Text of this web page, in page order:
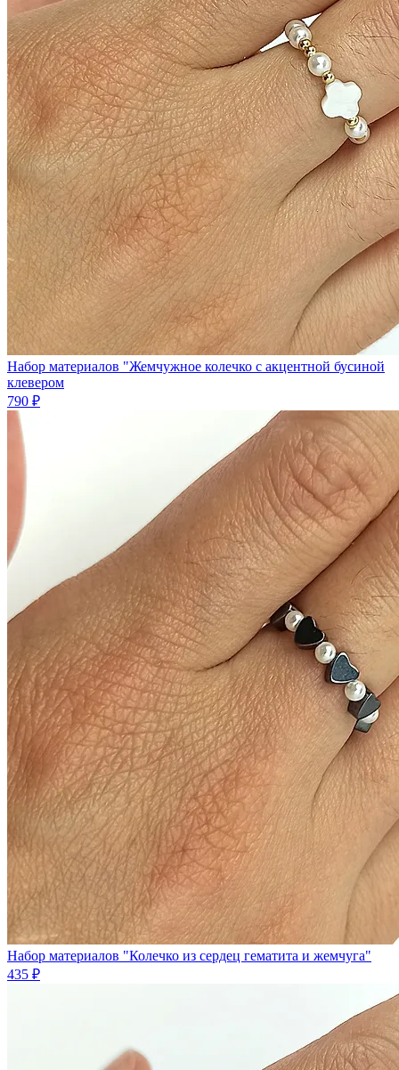
Набор материалов "Жемчужное колечко с акцентной бусиной
клевером
790 ₽
Набор материалов "Колечко из сердец гематита и жемчуга"
435 ₽